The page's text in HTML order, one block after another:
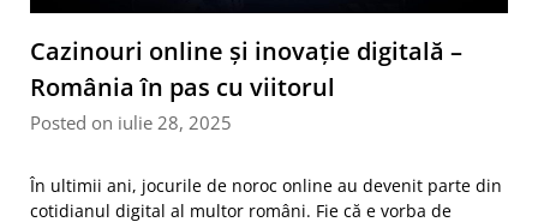
Cazinouri online și inovație digitală –
România în pas cu viitorul
Posted on iulie 28, 2025
În ultimii ani, jocurile de noroc online au devenit parte din
cotidianul digital al multor români. Fie că e vorba de